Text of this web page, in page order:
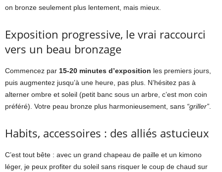
on bronze seulement plus lentement, mais mieux.
Exposition progressive, le vrai raccourci
vers un beau bronzage
Commencez par 15-20 minutes d’exposition les premiers jours,
puis augmentez jusqu’à une heure, pas plus. N’hésitez pas à
alterner ombre et soleil (petit banc sous un arbre, c’est mon coin
préféré). Votre peau bronze plus harmonieusement, sans “griller”
Habits, accessoires : des alliés astucieux
C’est tout bête : avec un grand chapeau de paille et un kimono
léger, je peux profiter du soleil sans risquer le coup de chaud sur